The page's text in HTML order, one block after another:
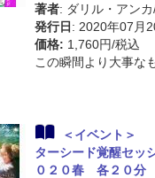
著者: ダリル・アン
発行日 : 2020年07月
価格: 1,760円/税込
この瞬間より大事な
＜イベント＞
ターシード覚醒セッ
０２０春 各２０